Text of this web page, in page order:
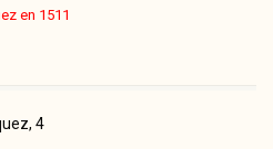
en 1511
4